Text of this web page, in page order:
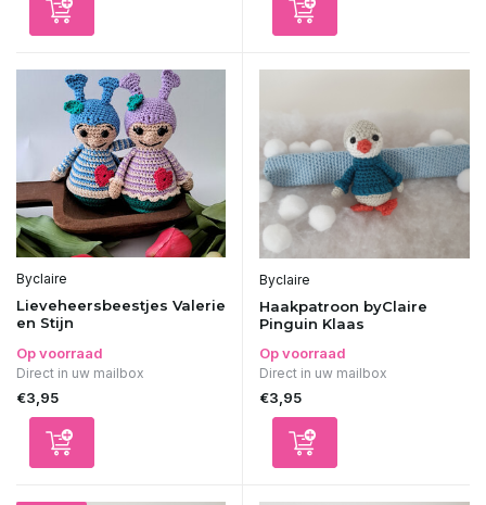
Byclaire
Lieveheersbeestjes Valerie
en Stijn
Op voorraad
Direct in uw mailbox
€3,95
Byclaire
Haakpatroon byClaire
Pinguin Klaas
Op voorraad
Direct in uw mailbox
€3,95